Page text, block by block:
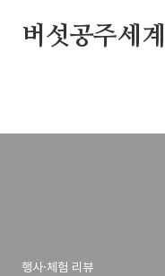
버섯공주세
행사·체험 리뷰